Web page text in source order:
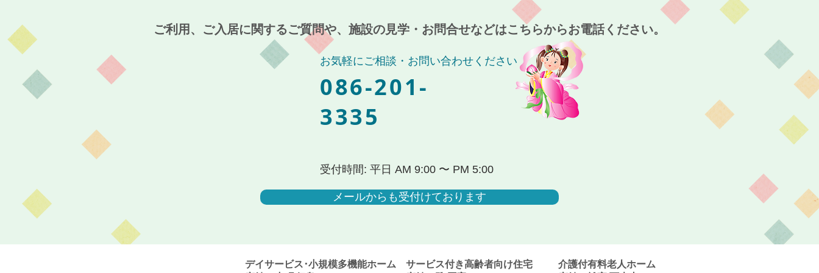
の離宮西大寺～
ご利用、ご入居に関するご質問や、施設の見学・お問合せなどはこちらからお電話ください。
お気軽にご相談・お問い合わせください
086-201-
3335
受付時間: 平日 AM 9:00 〜 PM 5:00
メールからも受付けております
デイサービス･小規模多機能ホーム
サービス付き高齢者向け住宅
介護付有料老人ホーム